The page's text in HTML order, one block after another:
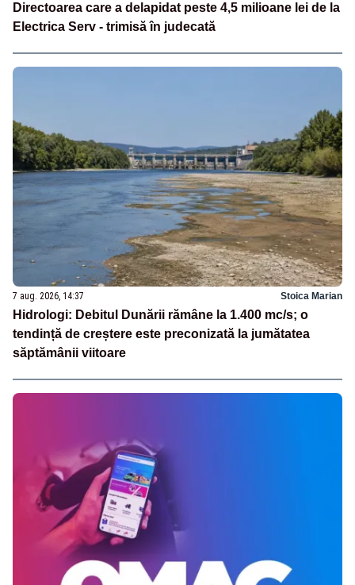
Directoarea care a delapidat peste 4,5 milioane lei de la
Electrica Serv - trimisă în judecată
7 aug. 2026, 14:37 Stoica Marian
Hidrologi: Debitul Dunării rămâne la 1.400 mc/s; o
tendință de creștere este preconizată la jumătatea
săptămânii viitoare